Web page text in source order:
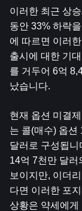
이러한 최근 상
동안 33% 하락
에 따르면 이러
출시에 대한 기
를 거두어 6억
났습니다.
현재 옵션 미결
는 콜(매수) 옵션
달러로 구성됩
14억 7천만 달러
보이지만, 이더
다면 이러한 포
상황은 약세에게